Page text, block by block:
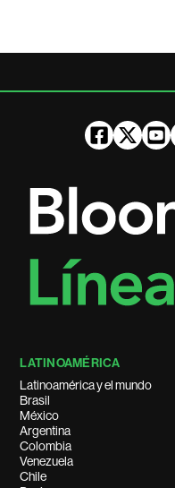
LATINOAMÉRICA
Latinoamérica y el mundo
Brasil
México
Argentina
Colombia
Venezuela
Chile